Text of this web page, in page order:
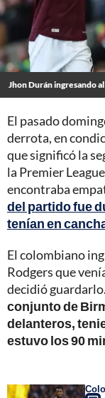
Jhon Durán ingresando
El pasado
derrota, en
que significó la
la Premier
encontraba
del partido fue
tenían en
El colombiano
Rodgers que
decidió
conjunto de
delanteros,
estuvo los 90